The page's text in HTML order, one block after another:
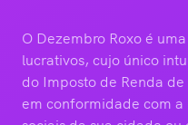
O Dezembro Roxo é
lucrativos, cujo único
do Imposto de Renda
em conformidade com